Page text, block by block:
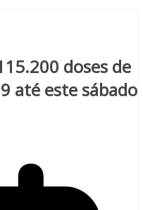
doses de
até este sábado